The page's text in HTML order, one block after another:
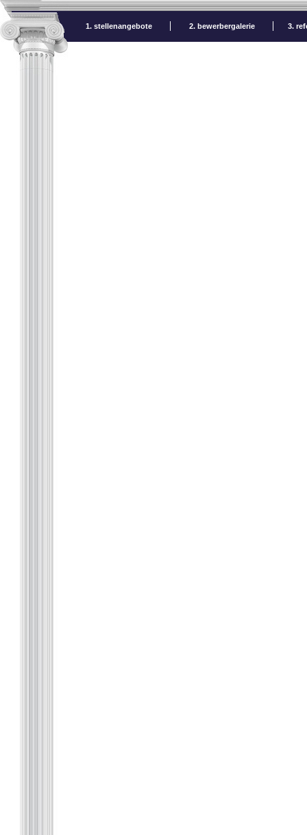
1. stellenangebote 2. bewerbergalerie 3.